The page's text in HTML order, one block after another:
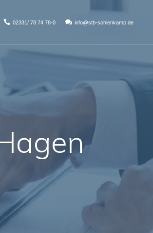
02331/ 78 74 78-0 info@stb-sohlenkamp.de